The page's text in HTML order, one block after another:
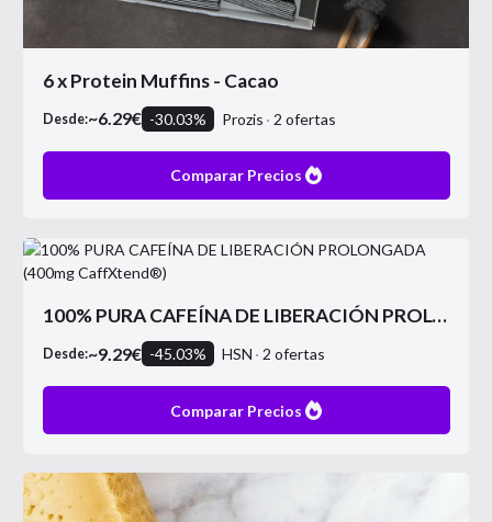
6 x Protein Muffins - Cacao
Desde:~6.29€ -30.03% Prozis 2 ofertas
Comparar Precios
100% PURA CAFEÍNA DE LIBERACIÓN PROLONGADA (400mg CaffXtend®)
Desde:~9.29€ -45.03% HSN 2 ofertas
Comparar Precios